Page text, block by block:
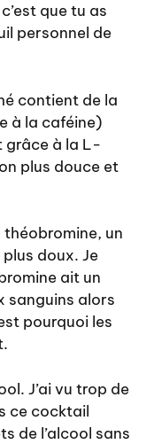
que tu as
personnel de
contient de la
à la caféine)
grâce à la L-
plus douce et
un
doux. Je
ait un
sanguins alors
pourquoi les
J’ai vu trop de
ce cocktail
de l’alcool sans